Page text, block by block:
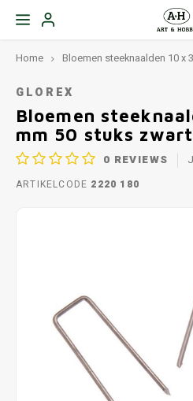
Home Bloemen steeknaalden 10 x
GLOREX
Bloemen
mm 50 stuks zwart
0 REVIEWS
ARTIKELCODE 2220 180